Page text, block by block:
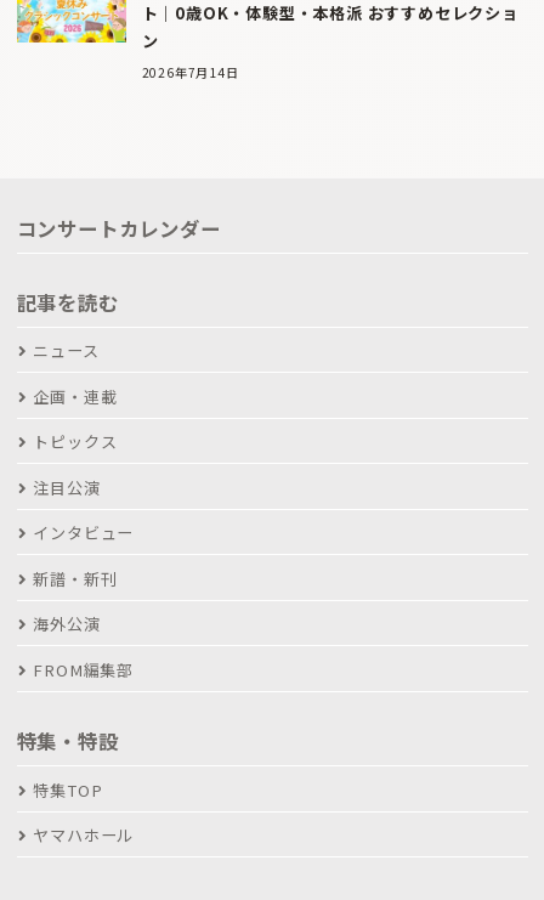
ト｜0歳OK・体験型・本格派 おすすめセレクショ
ン
2026年7月14日
コンサートカレンダー
記事を読む
ニュース
企画・連載
トピックス
注目公演
インタビュー
新譜・新刊
海外公演
FROM編集部
特集・特設
特集TOP
ヤマハホール